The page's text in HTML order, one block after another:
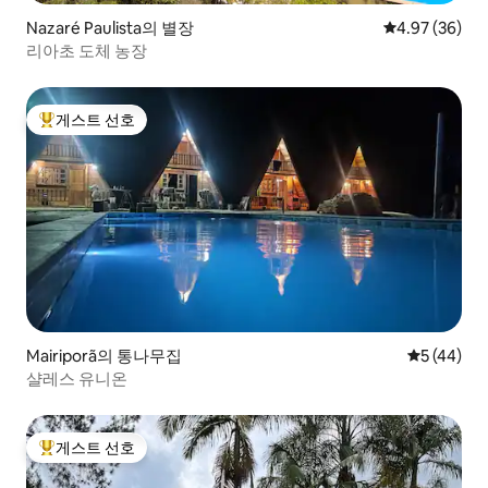
Nazaré Paulista의 별장 평점 4.97점(5
4.97 (36)
리아초 도체 농장
상위 게스트 선호
게스트 선호
Mairiporã의 통나무집 평점 5점(5
5 (44)
샬레스 유니온
상위 게스트 선호
게스트 선호